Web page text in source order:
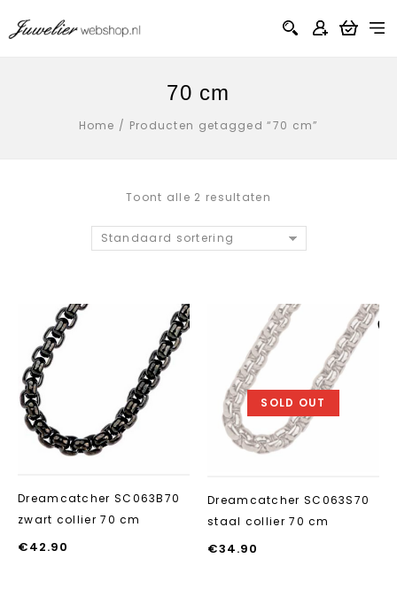
70 cm
Home / Producten getagged “70 cm”
Toont alle 2 resultaten
Standaard sortering
Dreamcatcher SC063B70
zwart collier 70 cm
€42.90
SOLD OUT
Dreamcatcher SC063S70
staal collier 70 cm
€34.90